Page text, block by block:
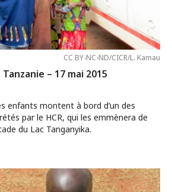
CC BY-NC-ND/CICR/L. Kamau
– 17 mai 2015
enfants montent à bord d’un des
par le HCR, qui les emmènera de
du Lac Tanganyika.